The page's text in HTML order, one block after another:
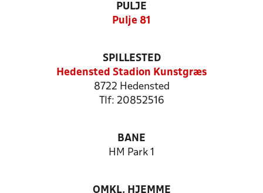
PULJE
Pulje 81
SPILLESTED
Hedensted Stadion Kunstgræs
8722 Hedensted
Tlf: 20852516
BANE
HM Park 1
OMKL. HJEMME